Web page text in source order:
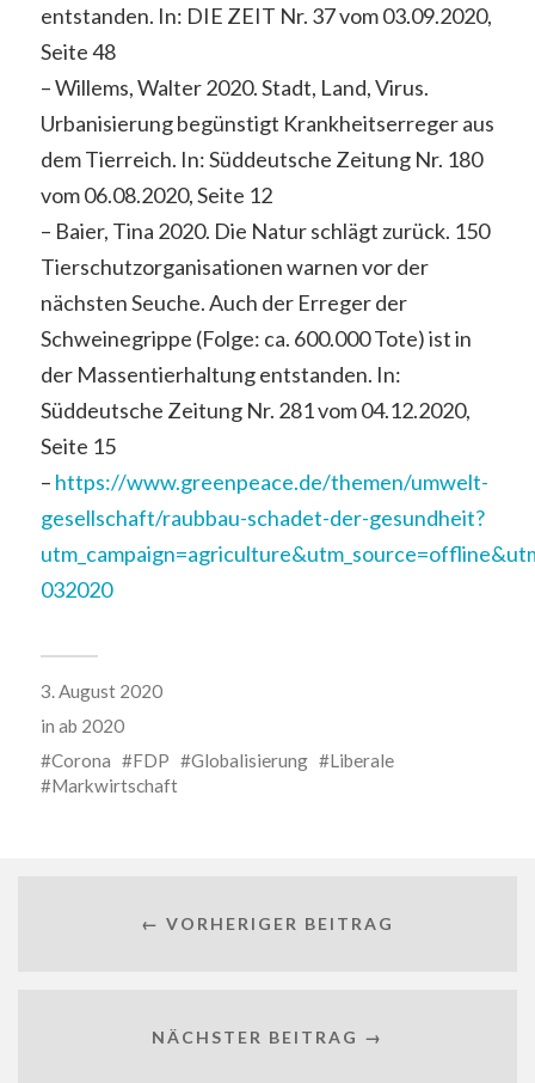
entstanden. In: DIE ZEIT Nr. 37 vom 03.09.2020,
Seite 48
– Willems, Walter 2020. Stadt, Land, Virus.
Urbanisierung begünstigt Krankheitserreger aus
dem Tierreich. In: Süddeutsche Zeitung Nr. 180
vom 06.08.2020, Seite 12
– Baier, Tina 2020. Die Natur schlägt zurück. 150
Tierschutzorganisationen warnen vor der
nächsten Seuche. Auch der Erreger der
Schweinegrippe (Folge: ca. 600.000 Tote) ist in
der Massentierhaltung entstanden. In:
Süddeutsche Zeitung Nr. 281 vom 04.12.2020,
Seite 15
– https://www.greenpeace.de/themen/umwelt-
gesellschaft/raubbau-schadet-der-gesundheit?
032020
3. August 2020
in ab 2020
Corona
FDP Globalisierung
Liberale
Markwirtschaft
← VORHERIGER BEITRAG
NÄCHSTER BEITRAG →